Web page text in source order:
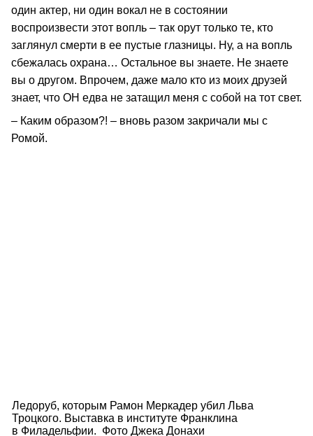
один актер, ни один вокал не в состоянии
воспроизвести этот вопль – так орут только те, кто
заглянул смерти в ее пустые глазницы. Ну, а на вопль
сбежалась охрана… Остальное вы знаете. Не знаете
вы о другом. Впрочем, даже мало кто из моих друзей
знает, что ОН едва не затащил меня с собой на тот свет.
– Каким образом?! – вновь разом закричали мы с
Ромой.
Ледоруб, которым Рамон Меркадер убил Льва
Троцкого. Выставка в институте Франклина
в Филадельфии. Фото Джека Донахи